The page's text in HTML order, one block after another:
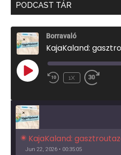
PODCAST TÁR
Borravaló
KajaKaland:
PLAY
EPISODE
1X
KajaKaland:
Jun 22, 2026 • 00:35:05